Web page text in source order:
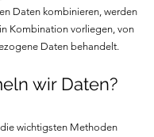
Daten kombinieren, werden
Kombination vorliegen, von
Daten behandelt.
wir Daten?
wichtigsten Methoden